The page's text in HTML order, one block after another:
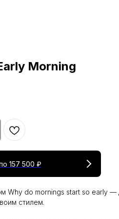
Morning
157 500 ₽
Why do mornings start so early —
стилем.